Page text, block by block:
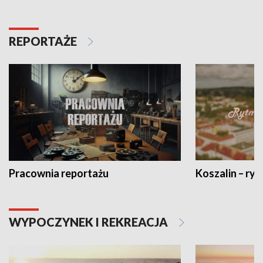
REPORTAŻE
Pracownia reportażu Koszalin –
WYPOCZYNEK I REKREACJA